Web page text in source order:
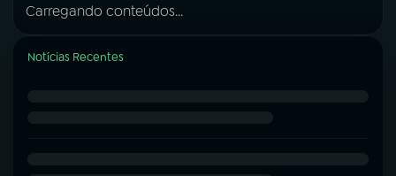
Carregando conteúdos...
Notícias Recentes